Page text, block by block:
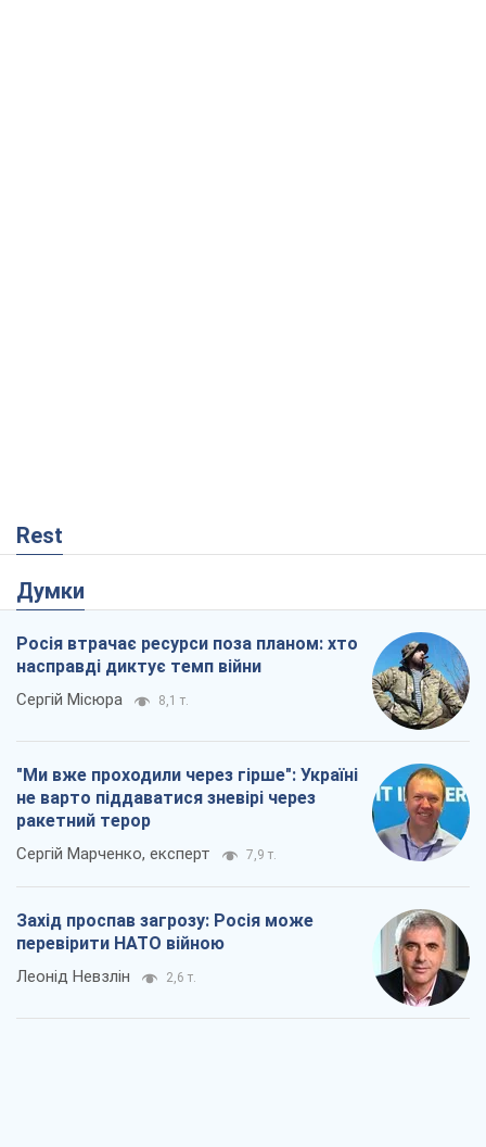
Rest
Думки
Росія втрачає ресурси поза планом: хто
насправді диктує темп війни
Сергій Місюра 8,1 т.
"Ми вже проходили через гірше": Україні
не варто піддаватися зневірі через
ракетний терор
Сергій Марченко, експерт 7,9 т.
Захід проспав загрозу: Росія може
перевірити НАТО війною
Леонід Невзлін 2,6 т.